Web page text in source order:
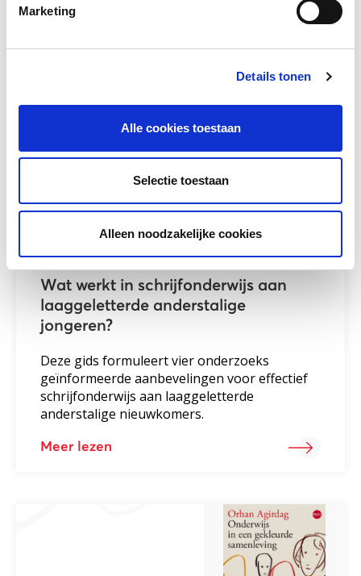
Marketing
Details tonen
Alle cookies toestaan
Selectie toestaan
Alleen noodzakelijke cookies
Gerelateerde vakkennis
Wat werkt in schrijfonderwijs aan
laaggeletterde anderstalige
jongeren?
Deze gids formuleert vier onderzoeks
geïnformeerde aanbevelingen voor effectief
schrijfonderwijs aan laaggeletterde
anderstalige nieuwkomers.
Meer lezen